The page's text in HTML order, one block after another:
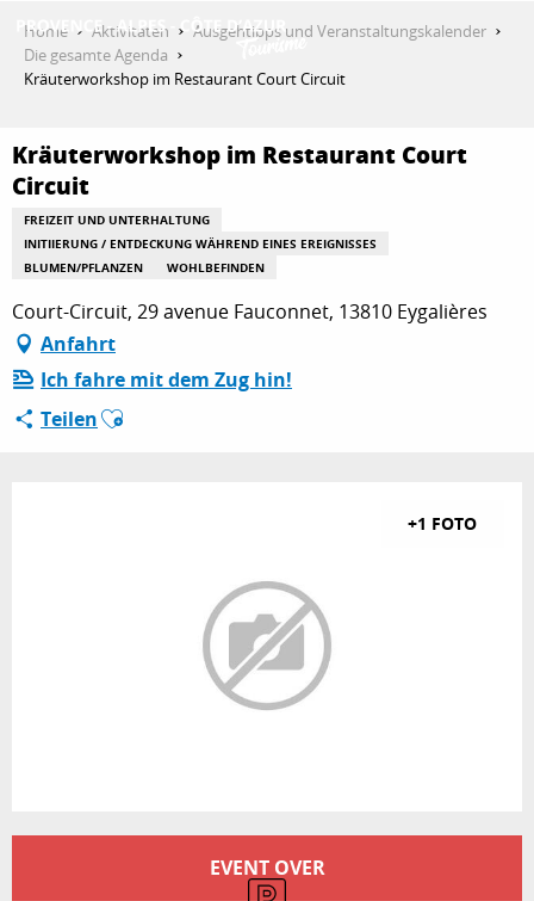
contenu
AKTIVITÄTEN
AUFENTHALT
ESPACE PRO
Home Aktivitäten
Ausgehtipps und Veranstaltungskalender
Die gesamte Agenda
Kräuterworkshop im Restaurant Court Circuit
Kräuterworkshop im Restaurant Court
Circuit
FREIZEIT UND UNTERHALTUNG
INITIIERUNG / ENTDECKUNG WÄHREND EINES EREIGNISSES
BLUMEN/PFLANZEN
WOHLBEFINDEN
Court-Circuit, 29 avenue Fauconnet, 13810 Eygalières
Anfahrt
Ich fahre mit dem Zug hin!
TeilenAjouter aux favoris
+1 FOTO
EVENT OVER
Parkplatz